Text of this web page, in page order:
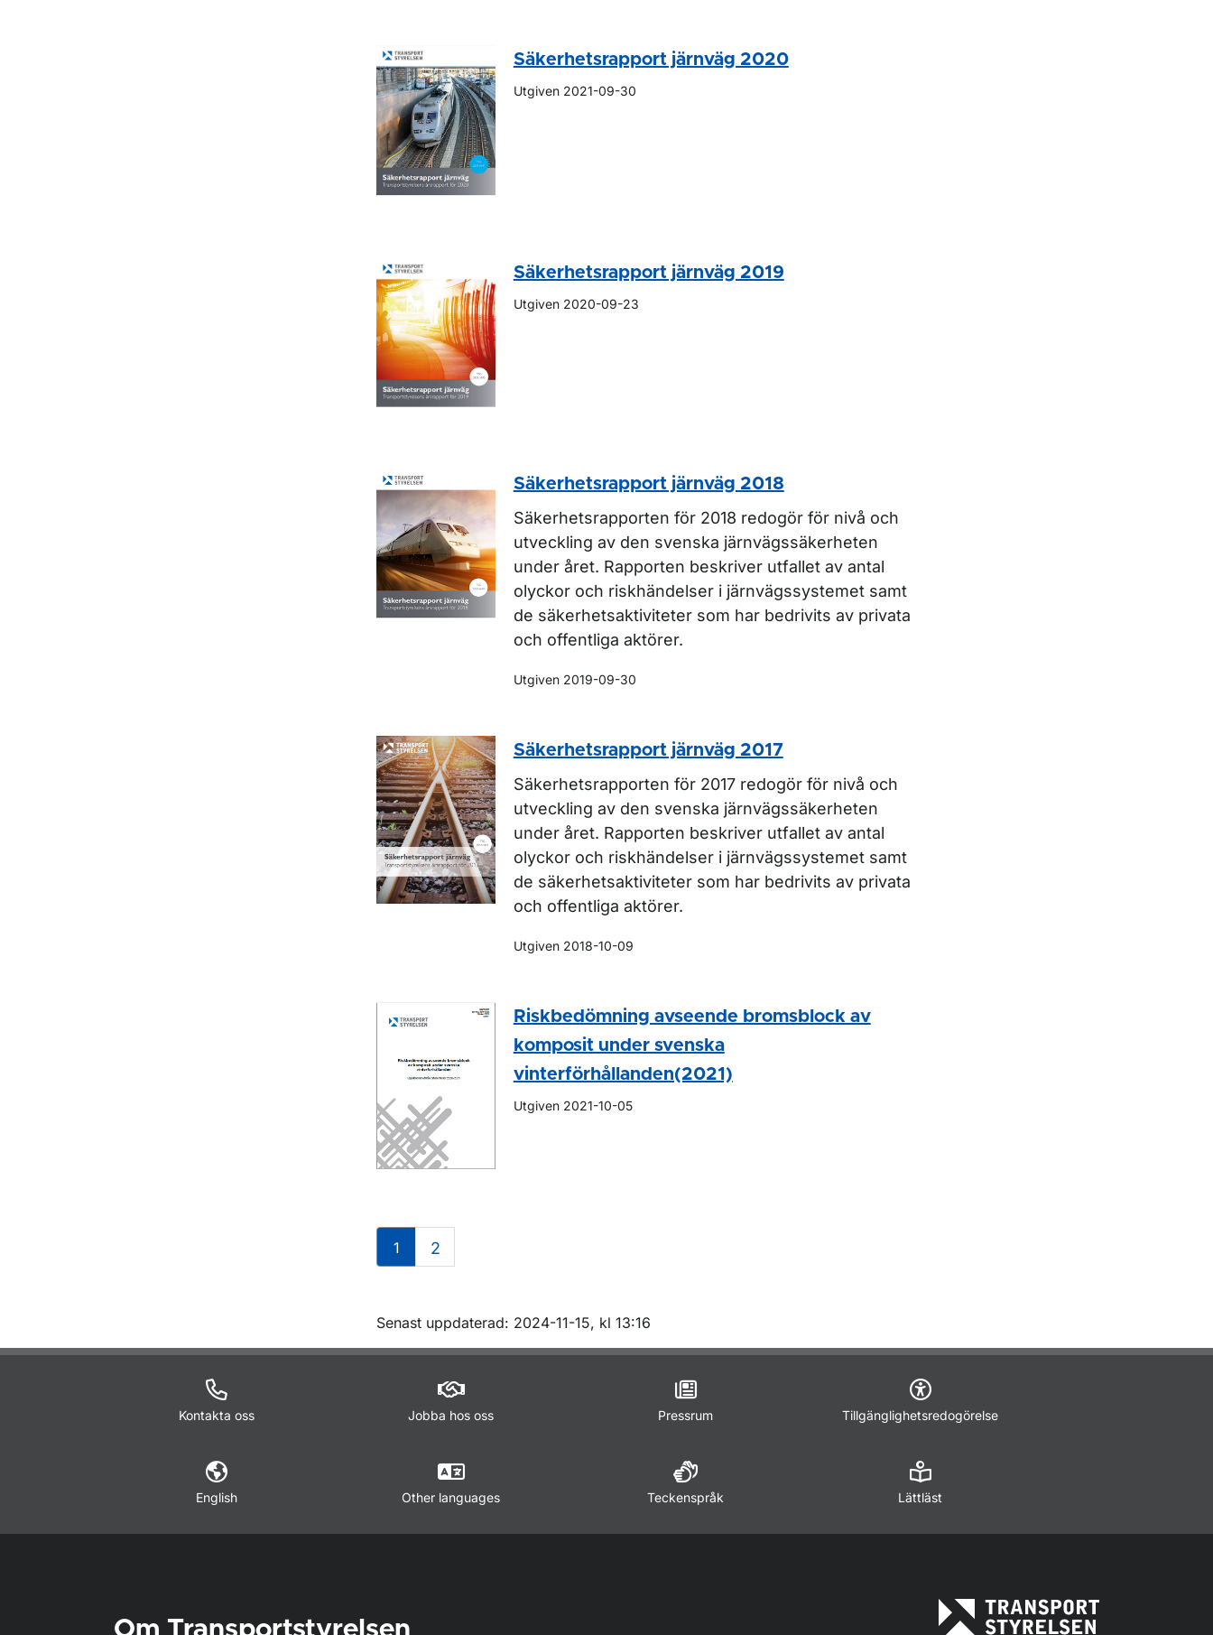
Säkerhetsrapport järnväg 2020
Utgiven 2021-09-30
Säkerhetsrapport järnväg 2019
Utgiven 2020-09-23
Säkerhetsrapport järnväg 2018
Säkerhetsrapporten för 2018 redogör för nivå och
utveckling av den svenska järnvägssäkerheten
under året. Rapporten beskriver utfallet av antal
olyckor och riskhändelser i järnvägssystemet samt
de säkerhetsaktiviteter som har bedrivits av privata
och offentliga aktörer.
Utgiven 2019-09-30
Säkerhetsrapport järnväg 2017
Säkerhetsrapporten för 2017 redogör för nivå och
utveckling av den svenska järnvägssäkerheten
under året. Rapporten beskriver utfallet av antal
olyckor och riskhändelser i järnvägssystemet samt
de säkerhetsaktiviteter som har bedrivits av privata
och offentliga aktörer.
Utgiven 2018-10-09
Riskbedömning avseende bromsblock av
komposit under svenska
vinterförhållanden(2021)
Utgiven 2021-10-05
1 2
Om sidan
Senast uppdaterad: 2024-11-15, kl 13:16
Kontakta oss Jobba hos oss Pressrum Tillgänglighetsredogörelse
English Other languages Teckenspråk Lättläst
Om Transportstyrelsen